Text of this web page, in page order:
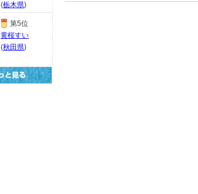
(栃木県)
第5位
黄桜すい
(秋田県)